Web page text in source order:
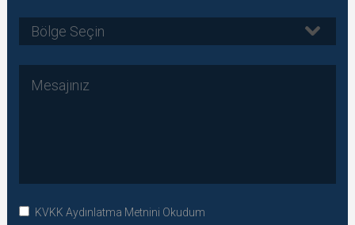
Bölge Seçin
KVKK Aydınlatma Metnini Okudum